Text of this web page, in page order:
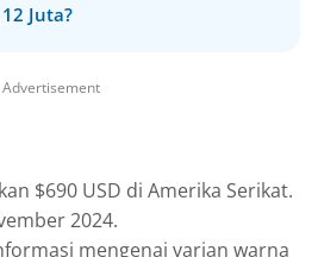
Juta?
Advertisement
$690 USD di Amerika Serikat.
2024.
mengenai varian warna